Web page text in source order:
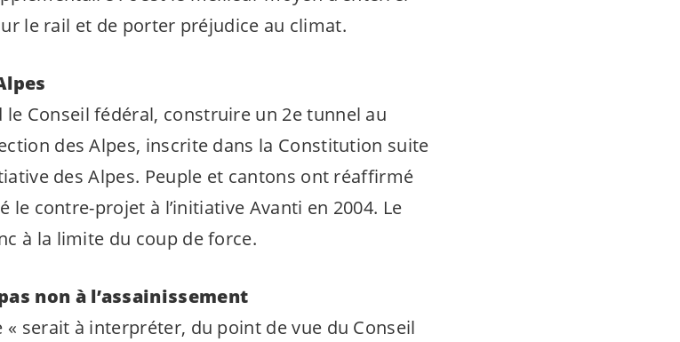
le rail et de porter préjudice au climat.
Conseil fédéral, construire un 2e tunnel au
des Alpes, inscrite dans la Constitution suite
des Alpes. Peuple et cantons ont réaffirmé
le contre-projet à l’initiative Avanti en 2004. Le
à la limite du coup de force.
non à l’assainissement
serait à interpréter, du point de vue du Conseil